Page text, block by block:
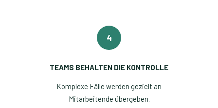
4
TEAMS BEHALTEN DIE KONTROLLE
Komplexe Fälle werden gezielt an
Mitarbeitende übergeben.